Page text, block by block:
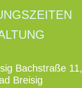
Bachstraße 11,
Breisig